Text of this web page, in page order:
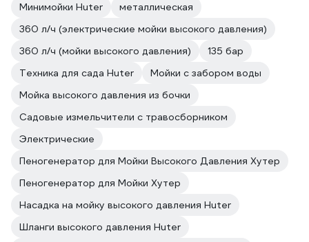
Минимойки Huter
металлическая
360 л/ч (электрические мойки высокого давления)
360 л/ч (мойки высокого давления)
135 бар
Техника для сада Huter
Мойки с забором воды
Мойка высокого давления из бочки
Садовые измельчители с травосборником
Электрические
Пеногенератор для Мойки Высокого Давления Хутер
Пеногенератор для Мойки Хутер
Насадка на мойку высокого давления Huter
Шланги высокого давления Huter